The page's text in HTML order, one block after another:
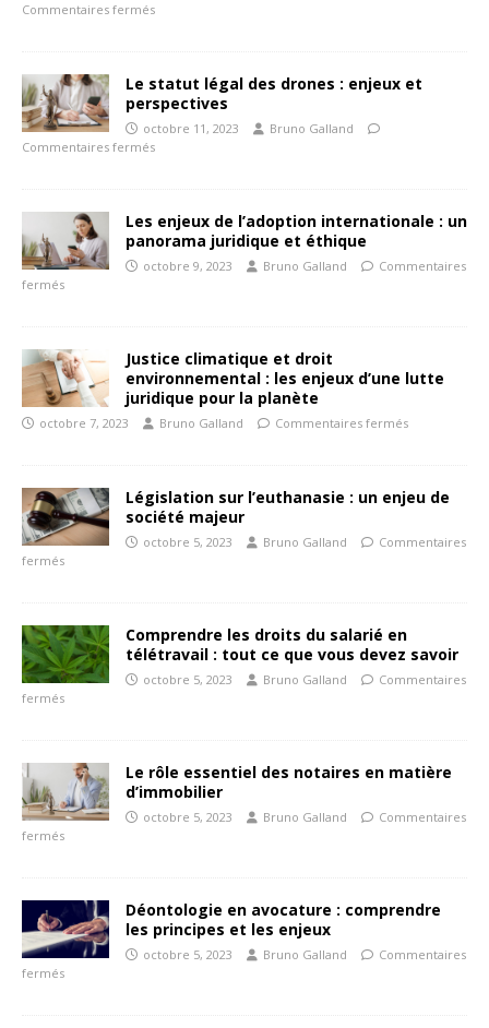
Commentaires fermés
Le statut légal des drones : enjeux et
perspectives
octobre 11, 2023
Bruno Galland
Commentaires fermés
Les enjeux de l’adoption internationale : un
panorama juridique et éthique
octobre 9, 2023 Bruno Galland
Commentaires
fermés
Justice climatique et droit
environnemental : les enjeux d’une lutte
juridique pour la planète
octobre 7, 2023 Bruno Galland Commentaires fermés
Législation sur l’euthanasie : un enjeu de
société majeur
octobre 5, 2023 Bruno Galland
Commentaires
fermés
Comprendre les droits du salarié en
télétravail : tout ce que vous devez savoir
octobre 5, 2023 Bruno Galland
Commentaires
fermés
Le rôle essentiel des notaires en matière
d’immobilier
octobre 5, 2023 Bruno Galland
Commentaires
fermés
Déontologie en avocature : comprendre
les principes et les enjeux
octobre 5, 2023 Bruno Galland
Commentaires
fermés